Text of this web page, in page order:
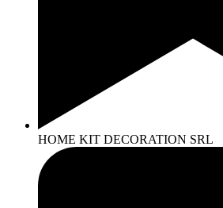
HOME KIT DECORATION SRL